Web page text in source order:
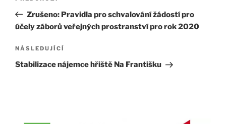
příspěvek
příspěvek
Zrušeno: Pravidla pro schvalování žádostí pro
účely záborů veřejných prostranství pro rok 2020
Následující
příspěvek
NÁSLEDUJÍCÍ
Stabilizace nájemce hřiště Na Františku